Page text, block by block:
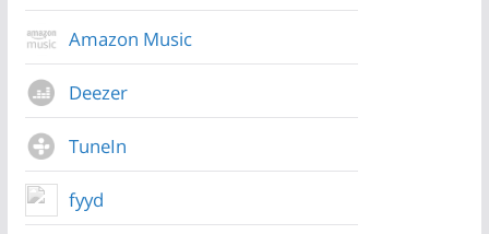
Amazon Music
Deezer
TuneIn
fyyd